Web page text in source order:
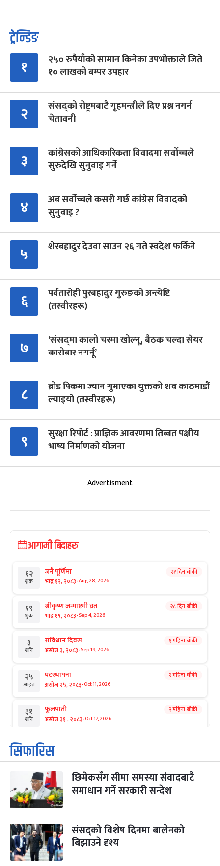
ट्रेन्डिङ
१
२५० रुपैयाँको सामान किनेका उपभोक्ताले जिते
१० लाखको बम्पर उपहार
२
संसद्को रोष्ट्रमबाटै गृहमन्त्रीले दिए प्रश्न नगर्न
चेतावनी
३
कांग्रेसको आधिकारिकता विवादमा सर्वोच्चले
सुरुदेखि सुनुवाइ गर्ने
४
अब सर्वोच्चले कसरी गर्छ कांग्रेस विवादको
सुनुवाइ ?
५ शेरबहादुर देउवा साउन २६ गते स्वदेश फर्किने
६
पर्वतारोही पुरबहादुर गुरुङको अन्त्येष्टि
(तस्वीरहरू)
७
‘संसद्‍मा कालो चस्मा खोल्नू, बैठक चल्दा सेयर
कारोबार नगर्नू’
८
ब्रोड पिकमा ज्यान गुमाएका युक्तको शव काठमाडौं
ल्याइयो (तस्वीरहरू)
९
सुरक्षा रिपोर्ट : प्राज्ञिक आवरणमा तिब्बत पक्षीय
भाष्य निर्माणको योजना
Advertisment
आगामी बिदाहरु
१२
शुक्र
जनै पूर्णिमा
भाद्र १२, २०८३-Aug 28, 2026
२१ दिन बाँकी
१९
शुक्र
श्रीकृष्ण जन्माष्टमी व्रत
भाद्र १९, २०८३-Sep 4, 2026
२८ दिन बाँकी
३
शनि
संविधान दिवस
असोज ३, २०८३-Sep 19, 2026
१ महिना बाँकी
२५
आइत
घटस्थापना
असोज २५, २०८३-Oct 11, 2026
२ महिना बाँकी
३१
शनि
फूलपाती
असोज ३१ , २०८३-Oct 17, 2026
२ महिना बाँकी
१
आइत
कार्तिक सङ्क्रान्ति
कार्तिक १, २०८३
३
मंगल
महानवमी
कार्तिक ३, २०८३-Oct 20, 2026
२ महिना बाँकी
४
बुध कार्तिक ४, २०८३ Oct 21, 2026
५
बिहि
पापा‌ङ्कुशा एकादशी व्रत
कार्तिक ५, २०८३
सिफारिस
छिमेकसँग सीमा समस्या संवादबाटै
समाधान गर्ने सरकारी सन्देश
संसद्को विशेष दिनमा बालेनको
बिझाउने दृश्य